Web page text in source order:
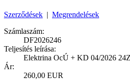
Szerződések | Megrendelések
Számlaszám:
DF2026246
Teljesítés leírása:
Elektrina OcÚ + KD 04/2026
Ár:
260,00 EUR